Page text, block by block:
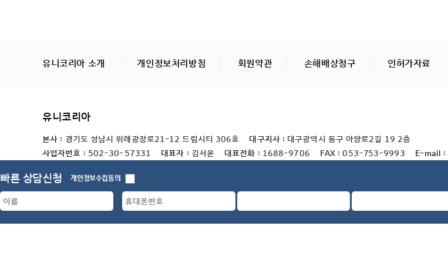
빠른 상담신청 개인정보수집동의
유니코리아 소개 개인정보처리방침 회원약관 손해배상청구 인허가자료
유니코리아
본사 : 경기도 성남시 위례광장로21-12 드림시티 306호 대구지사 : 대구광역시 동구 아양로2길 19 2층
사업자번호 : 502-30-57331 대표자 : 김서윤 대표전화 : 1688-9706 FAX :053-753-9993 E-mail :
COPYRIGHT(c) 2020유니코리아